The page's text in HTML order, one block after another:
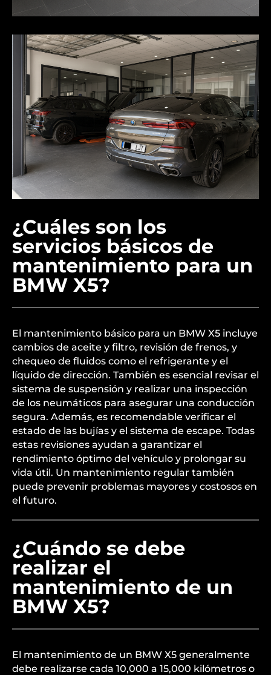
¿Cuáles son los
servicios básicos de
mantenimiento para un
BMW X5?
El mantenimiento básico para un BMW X5 incluye
cambios de aceite y filtro, revisión de frenos, y
chequeo de fluidos como el refrigerante y el
líquido de dirección. También es esencial revisar el
sistema de suspensión y realizar una inspección
de los neumáticos para asegurar una conducción
segura. Además, es recomendable verificar el
estado de las bujías y el sistema de escape. Todas
estas revisiones ayudan a garantizar el
rendimiento óptimo del vehículo y prolongar su
vida útil. Un mantenimiento regular también
puede prevenir problemas mayores y costosos en
el futuro.
¿Cuándo se debe
realizar el
mantenimiento de un
BMW X5?
El mantenimiento de un BMW X5 generalmente
debe realizarse cada 10,000 a 15,000 kilómetros o